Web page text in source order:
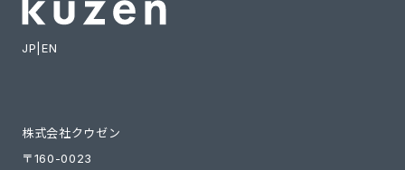
JP EN
株式会社クウゼン
〒160-0023